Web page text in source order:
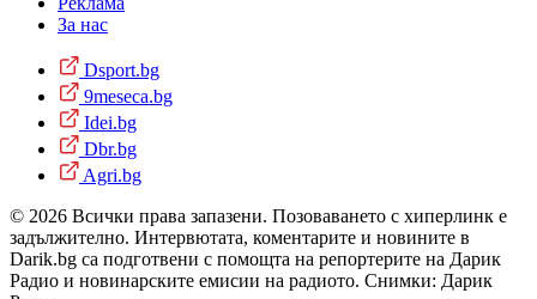
За нас
Dsport.bg
9meseca.bg
Idei.bg
Dbr.bg
Agri.bg
© 2026 Всички права запазени. Позоваването с хиперлинк е
задължително. Интервютата, коментарите и новините в
Darik.bg са подготвени с помощта на репортерите на Дарик
Радио и новинарските емисии на радиото. Снимки: Дарик